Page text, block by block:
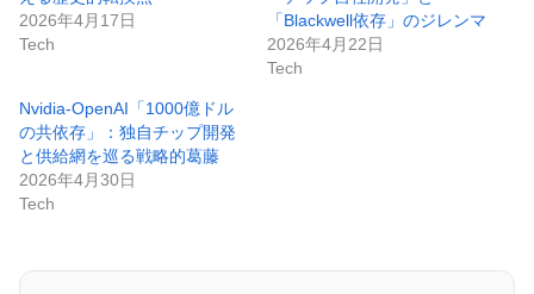
2026年4月17日
Tech
「Blackwell依存」のジレンマ
2026年4月22日
Tech
Nvidia-OpenAI「1000億ドル
の共依存」：独自チップ開発
と供給網を巡る戦略的葛藤
2026年4月30日
Tech